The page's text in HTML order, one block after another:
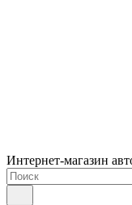
Интернет-магазин